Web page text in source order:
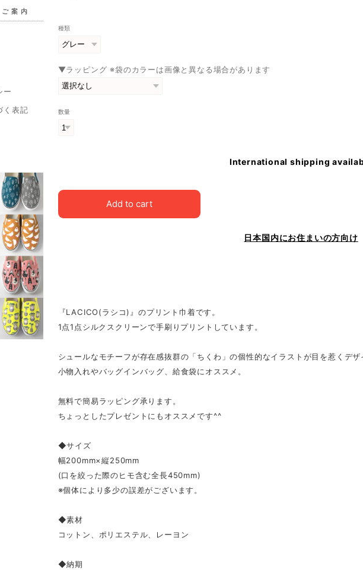
ご 案 内
ー
く表記
種類
▼ラッピング ※袋のカラーは画像と異なる場合があります
数量
International shipping
Add to cart
日本国内にお住まいの方向け
『LACICO(ラシコ)』のプリント巾着です。
1点1点シルクスクリーンで手刷りプリントしています。
シュールなモチーフが存在感抜群の「ちくわ」の個性的なイラストが目を惹くデ
小物入れやバッグインバッグ、給食袋にオススメ。
無料で簡易ラッピング承ります。
ちょっとしたプレゼントにもオススメです^^
◆サイズ
幅200mm×縦250mm
(口を絞った際のヒモ含む全長450mm)
※個体により多少の誤差がございます。
◆素材
コットン、ポリエステル、レーヨン
◆納期